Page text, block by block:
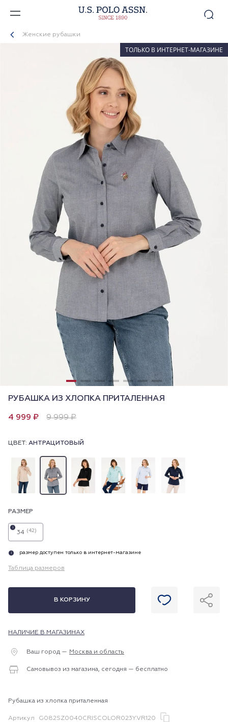
Женские рубашки
ТОЛЬКО В ИНТЕРНЕТ-МАГАЗИНЕ
РУБАШКА ИЗ ХЛОПКА ПРИТАЛЕННАЯ
4 999 ₽ 9 999 ₽
ЦВЕТ: АНТРАЦИТОВЫЙ
РАЗМЕР
34 (42)
i
i размер доступен только в интернет-магазине
Таблица размеров
В КОРЗИНУ
НАЛИЧИЕ В МАГАЗИНАХ
Ваш город — Москва и область
Самовывоз из магазина, сегодня — бесплатно
Рубашка из хлопка приталенная
Артикул G082SZ0040CRISCOLOR023Y.VR120